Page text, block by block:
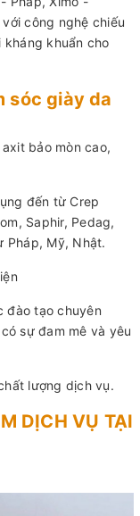
công nghệ chiếu
khuẩn cho
sóc giày da
bảo mòn cao,
đến từ Crep
Saphir, Pedag,
Pháp, Mỹ, Nhật.
đào tạo chuyên
sự đam mê và yêu
lượng dịch vụ.
DỊCH VỤ TẠI